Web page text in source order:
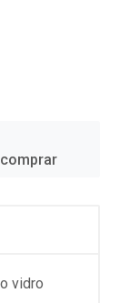
vidro